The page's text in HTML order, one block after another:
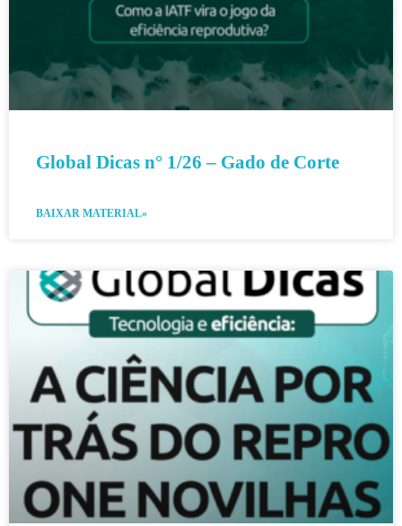
Global Dicas n° 1/26 – Gado de Corte
BAIXAR MATERIAL»